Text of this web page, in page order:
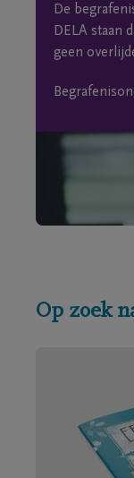
De
DELA staan
geen
Op zoek